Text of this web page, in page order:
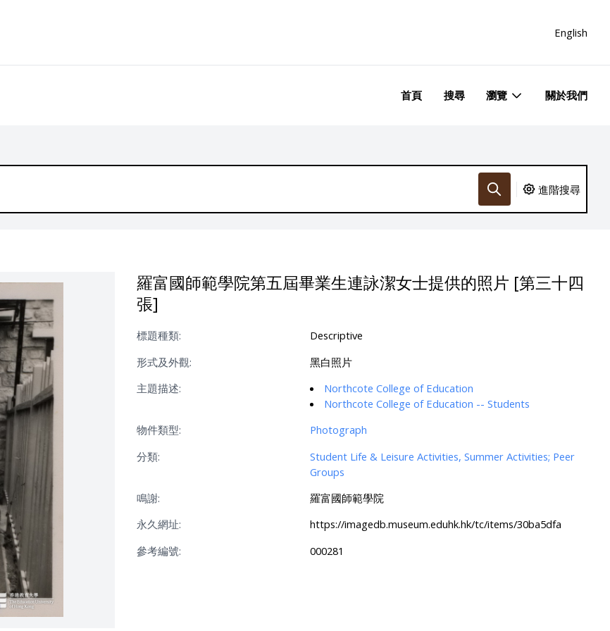
English
首頁 搜尋 瀏覽 關於我們
進階搜尋
羅富國師範學院第五屆畢業生連詠潔女士提供的照片 [第三十四
張]
標題種類:
Descriptive
形式及外觀:
黑白照片
主題描述:
Northcote College of Education
Northcote College of Education -- Students
物件類型:
Photograph
分類:
Student Life & Leisure Activities, Summer Activities; Peer
Groups
鳴謝:
羅富國師範學院
永久網址:
https://imagedb.museum.eduhk.hk/tc/items/30ba5dfa
參考編號:
000281